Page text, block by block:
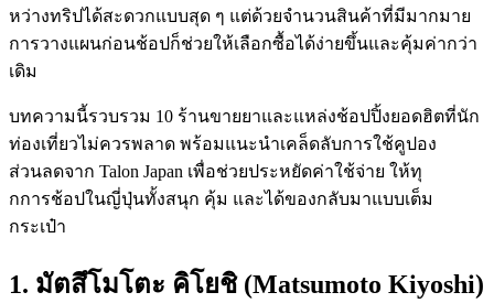
หว่างทริปได้สะดวกแบบสุด ๆ แต่ด้วยจำนวนสินค้าที่มีมากมาย
การวางแผนก่อนช้อปก็ช่วยให้เลือกซื้อได้ง่ายขึ้นและคุ้มค่ากว่า
เดิม
บทความนี้รวบรวม 10 ร้านขายยาและแหล่งช้อปปิ้งยอดฮิตที่นัก
ท่องเที่ยวไม่ควรพลาด พร้อมแนะนำเคล็ดลับการใช้คูปอง
ส่วนลดจาก Talon Japan เพื่อช่วยประหยัดค่าใช้จ่าย ให้ทุ
กการช้อปในญี่ปุ่นทั้งสนุก คุ้ม และได้ของกลับมาแบบเต็ม
กระเป๋า
1. มัตสึโมโตะ คิโยชิ (Matsumoto Kiyoshi)